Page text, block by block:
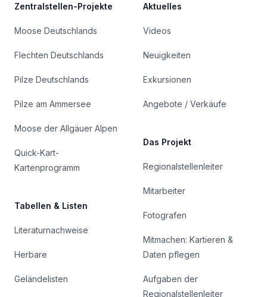
Zentralstellen-Projekte
Moose Deutschlands
Flechten Deutschlands
Pilze Deutschlands
Pilze am Ammersee
Moose der Allgäuer Alpen
Quick-Kart-
Kartenprogramm
Tabellen & Listen
Literaturnachweise
Herbare
Geländelisten
Aktuelles
Videos
Neuigkeiten
Exkursionen
Angebote / Verkäufe
Das Projekt
Regionalstellenleiter
Mitarbeiter
Fotografen
Mitmachen: Kartieren &
Daten pflegen
Aufgaben der
Regionalstellenleiter